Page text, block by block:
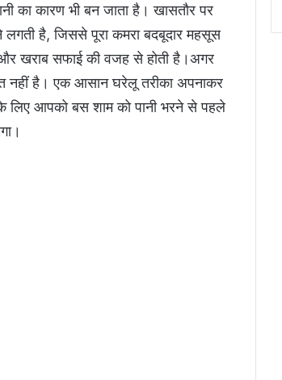
का कारण भी बन जाता है। खासतौर पर
है, जिससे पूरा कमरा बदबूदार महसूस
खराब सफाई की वजह से होती है।अगर
नहीं है। एक आसान घरेलू तरीका अपनाकर
आपको बस शाम को पानी भरने से पहले